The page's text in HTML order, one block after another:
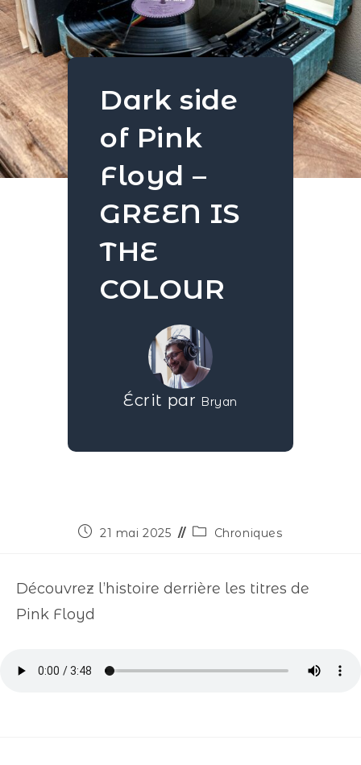
Dark side
of Pink
Floyd –
GREEN IS
THE
COLOUR
Écrit par Bryan
21 mai 2025 Chroniques
Découvrez l’histoire derrière les titres de
Pink Floyd